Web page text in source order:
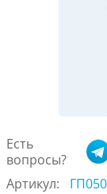
Есть
вопросы?
Артикул: